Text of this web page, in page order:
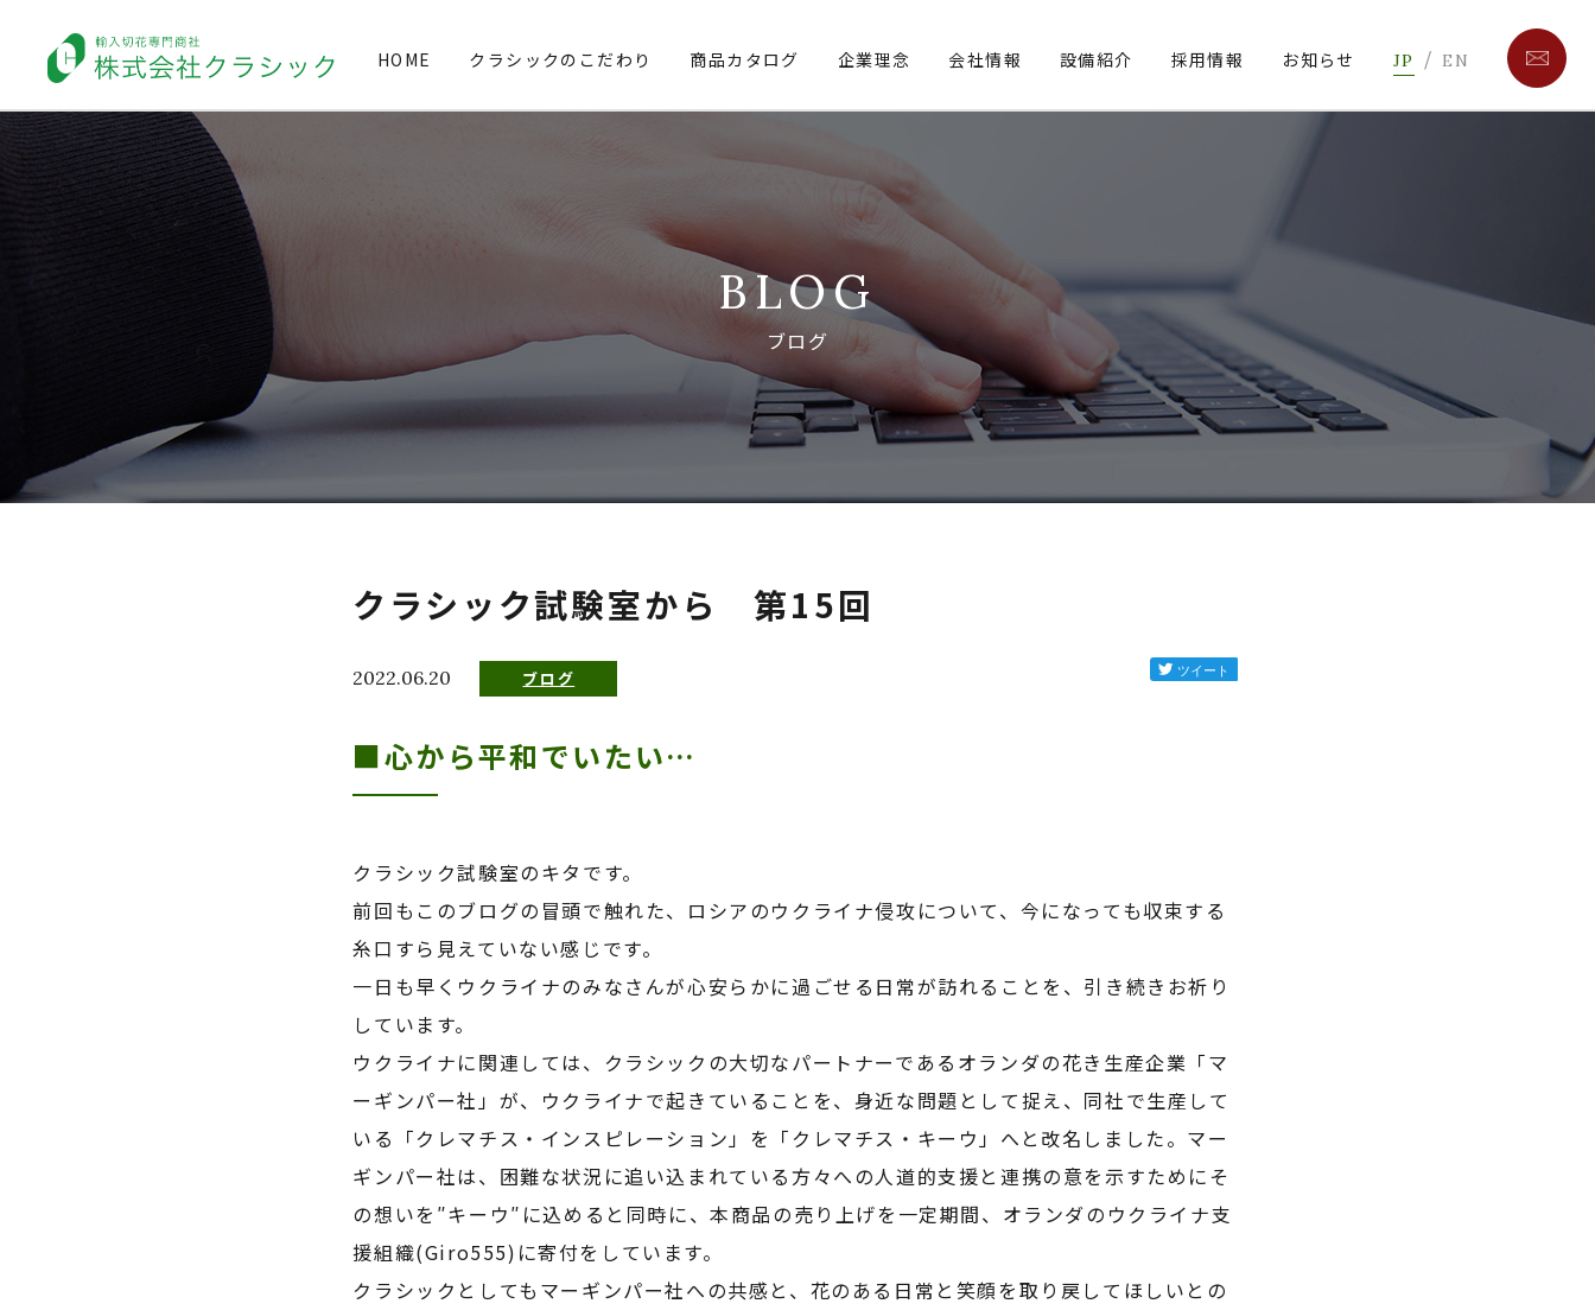
HOME クラシックのこだわり 商品カタログ 企業理念 会社情報 設備紹介 採用情報 お知らせ JP / EN
BLOG
ブログ
クラシック試験室から 第15回
2022.06.20 ブログ
■心から平和でいたい…
クラシック試験室のキタです。
前回もこのブログの冒頭で触れた、ロシアのウクライナ侵攻について、今になっても収束する
糸口すら見えていない感じです。
一日も早くウクライナのみなさんが心安らかに過ごせる日常が訪れることを、引き続きお祈り
しています。
ウクライナに関連しては、クラシックの大切なパートナーであるオランダの花き生産企業「マ
ーギンパー社」が、ウクライナで起きていることを、身近な問題として捉え、同社で生産して
いる「クレマチス・インスピレーション」を「クレマチス・キーウ」へと改名しました。マー
ギンパー社は、困難な状況に追い込まれている方々への人道的支援と連携の意を示すためにそ
の想いを″キーウ″に込めると同時に、本商品の売り上げを一定期間、オランダのウクライナ支
援組織(Giro555)に寄付をしています。
クラシックとしてもマーギンパー社への共感と、花のある日常と笑顔を取り戻してほしいとの